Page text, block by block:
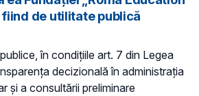
fiind de utilitate publică
în condiţiile art. 7 din Legea
decizională în administraţia
și a consultării preliminare